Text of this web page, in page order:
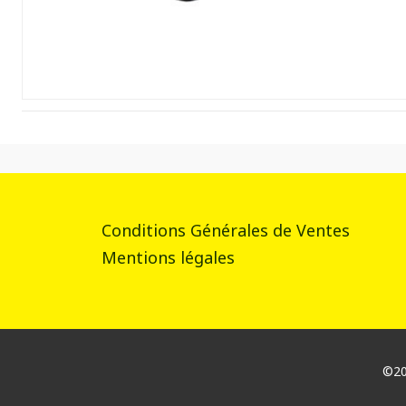
Conditions Générales de Ventes
Mentions légales